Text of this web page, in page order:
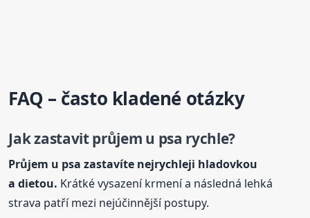
FAQ – často kladené otázky
Jak zastavit průjem u psa rychle?
Průjem u psa zastavíte nejrychleji hladovkou
a dietou. Krátké vysazení krmení a následná lehká
strava patří mezi nejúčinnější postupy.